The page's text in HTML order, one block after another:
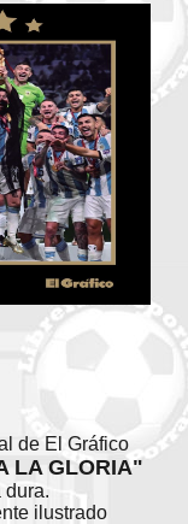
de El Gráfico
LA GLORIA"
dura.
ilustrado